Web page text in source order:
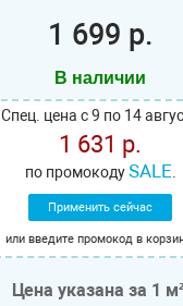
1 699 р.
В наличии
Спец. цена с 9 по 14
1 631 р.
по промокодуSALE
Применить сейчас
или введите промокод в
Цена указана за 1